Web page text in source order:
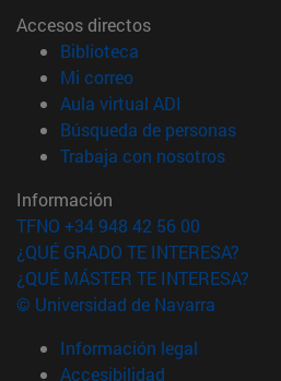
Accesos directos
Biblioteca
Mi correo(abre en nueva
Aula virtual ADI
Búsqueda de personas(abre
Trabaja con nosotros(abre
Información
TFNO +34 948 42 56 00
¿QUÉ GRADO TE INTERESA?
¿QUÉ MÁSTER TE INTERESA?
© Universidad de Navarra
Información legal
Accesibilidad